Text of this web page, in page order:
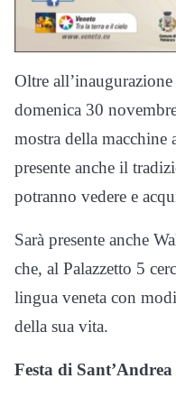
Oltre
domenica 30
mostra della macchine
presente anche il
potranno vedere e
Sarà presente anche
che, al Palazzetto 5
lingua veneta con
della sua vita.
Festa di Sant’Andrea